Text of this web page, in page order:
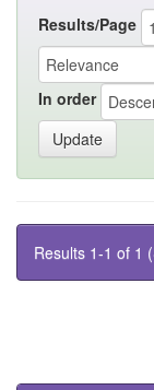
Results/Page
In order
Results 1-1 of 1